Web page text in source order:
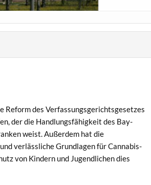
Reform des Ver­fas­sungs­gerichts­ge­set­zes
der die Hand­lungs­fähigkeit des Bay­
weist. Außer­dem hat die
ver­lässliche Grund­la­gen für Cannabis-
von Kindern und Jugendlichen dies